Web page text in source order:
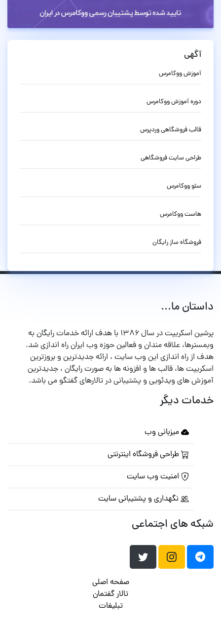
آگهی
آموزش ووکامرس
دوره آموزش ووکامرس
قالب فروشگاهی وردپرس
طراحی سایت فروشگاهی
سئو ووکامرس
هاست ووکامرس
فروشگاه ساز رایگان
داستان ما...
پرشین اسکریپت در سال ۱۳۸۶ با هدف ارائه خدمات رایگان به
وبمسترها، علاقه مندان و فعالین حوزه وب ایران راه اندازی شد.
هدف از راه اندازی این وب سایت ، ارائه جدیدترین و بروزترین
اسکریپت ها، قالب ها و افزونه ها به صورت رایگان ، جدیدترین
آموزش های ویدئویی و پشتیبانی در تالارهای گفتگو می باشد.
خدمات دیگر
میزبانی وب
طراحی فروشگاه اینترنتی
امنیت وب سایت
نگهداری و پشتیبانی سایت
شبکه های اجتماعی
صفحه اصلی
تالار گفتمان
تبلیغات